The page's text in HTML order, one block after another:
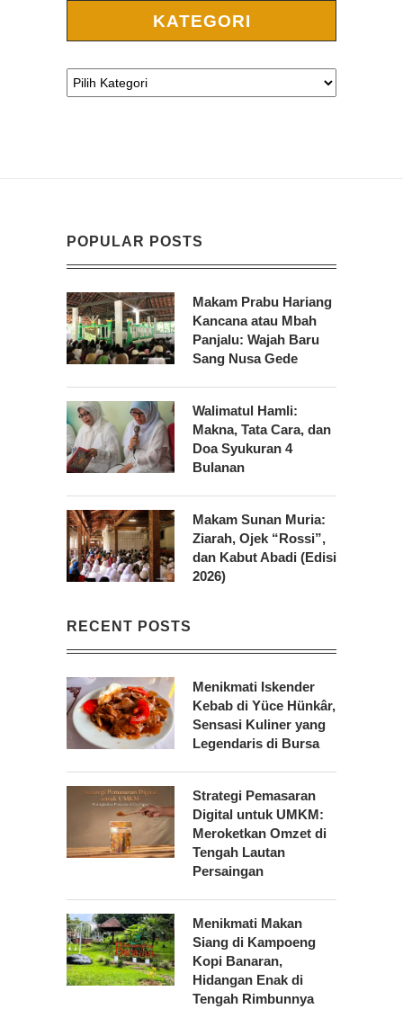
KATEGORI
POPULAR POSTS
Makam Prabu Hariang
Kancana atau Mbah
Panjalu: Wajah Baru
Sang Nusa Gede
Walimatul Hamli:
Makna, Tata Cara, dan
Doa Syukuran 4
Bulanan
Makam Sunan Muria:
Ziarah, Ojek “Rossi”,
dan Kabut Abadi (Edisi
2026)
RECENT POSTS
Menikmati Iskender
Kebab di Yüce Hünkâr,
Sensasi Kuliner yang
Legendaris di Bursa
Strategi Pemasaran
Digital untuk UMKM:
Meroketkan Omzet di
Tengah Lautan
Persaingan
Menikmati Makan
Siang di Kampoeng
Kopi Banaran,
Hidangan Enak di
Tengah Rimbunnya